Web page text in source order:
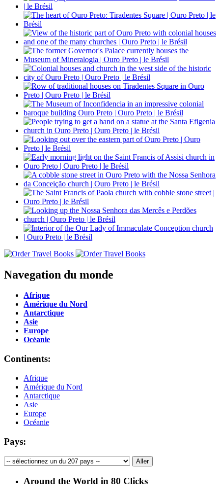
Navegation du monde
Afrique
Amérique du Nord
Antarctique
Asie
Europe
Océanie
Continents:
Afrique
Amérique du Nord
Antarctique
Asie
Europe
Océanie
Pays:
Around the World in 80 Clicks